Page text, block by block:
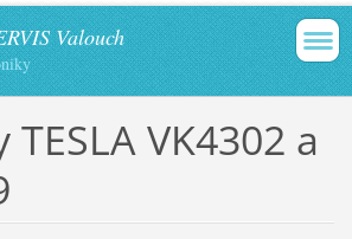
Valouch
VK4302 a